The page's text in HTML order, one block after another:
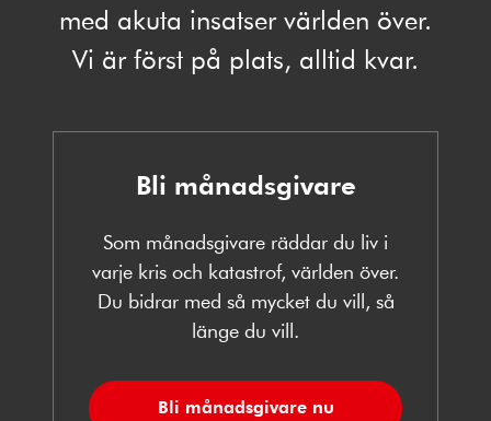
med akuta insatser världen över.
Vi är först på plats, alltid kvar.
Bli månadsgivare
Som månadsgivare räddar du liv i
varje kris och katastrof, världen över.
Du bidrar med så mycket du vill, så
länge du vill.
Bli månadsgivare nu